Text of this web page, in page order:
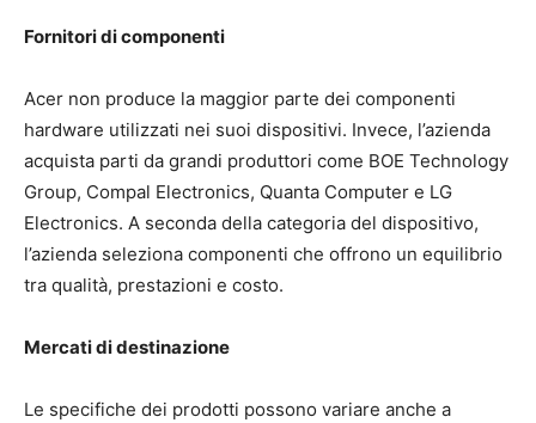
Fornitori di componenti
Acer non produce la maggior parte dei componenti
hardware utilizzati nei suoi dispositivi. Invece, l’azienda
acquista parti da grandi produttori come BOE Technology
Group, Compal Electronics, Quanta Computer e LG
Electronics. A seconda della categoria del dispositivo,
l’azienda seleziona componenti che offrono un equilibrio
tra qualità, prestazioni e costo.
Mercati di destinazione
Le specifiche dei prodotti possono variare anche a